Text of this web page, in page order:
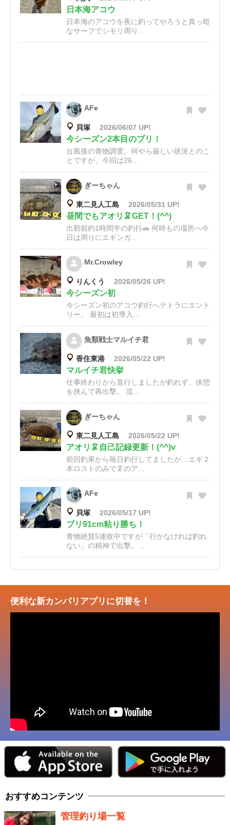
日本海アコウ
日本海のアコウを夜に釣ってやろうと真っ暗
なサーフでシモリ周り...
AFe
貝塚 2026/06/07 UP!
今シーズン2本目のブリ！
台風後の青物調査。何やら厳しい状況とのこ
とですが、今回は26...
ぎーちゃん
東二見人工島 2026/05/31 UP!
昼間でもアオリ🦑GET！(^^)
出勤前約1時間半の釣行🚗 何時もの場所へ今
日は周りにエギンガ...
Mr.Crowley
りんくう 2026/05/26 UP!
今シーズン初
今シーズン初のアコウ釣行へテトラにエント
リー。 最初は初導入...
魚類戦士マルイチ君
香住東港 2026/05/22 UP!
マルイチ君快挙
仕事終わりから直行しましたが釣れず、休憩
を挟んで再出撃。 流...
ぎーちゃん
東二見人工島 2026/05/22 UP!
アオリ🦑自己記録更新！(^^)v
前回釣果から毎日釣行してましたが…エギ２
本ロストのみで🦑のア...
AFe
貝塚 2026/05/17 UP!
ブリ91cm粘り勝ち！
青物絶賛5連敗中ですが「行かなければ釣れ
ない」の精神で出撃。...
便利な新カンパリアプリに切替を！
おすすめコンテンツ
管理釣り場一覧